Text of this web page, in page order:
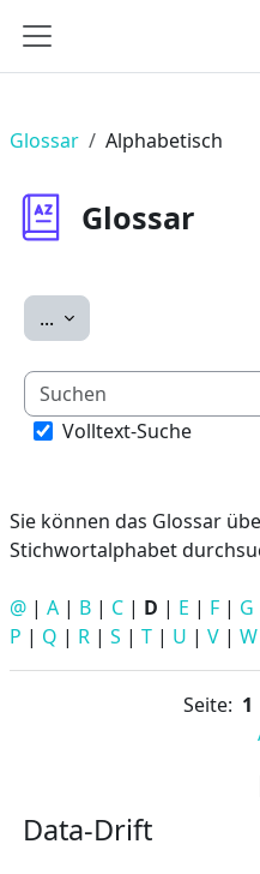
Website-Übersicht
Glossar Alphabetisch
Glossar
... Einträge exportieren
Volltext-Suche
Sie können das Glossar
Stichwortalphabet
@ | A | B | C | D | E | F | G
P | Q | R | S | T | U | V | W
Seite: 1
Data-Drift